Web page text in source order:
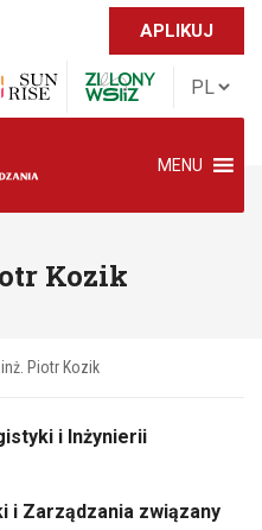
APLIKUJ
MENU
Kozik
inż. Piotr Kozik
i Inżynierii
i Zarządzania związany